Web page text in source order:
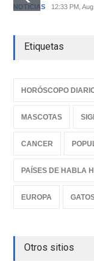
NOTICIAS 12:33 PM,
Etiquetas
HORÓSCOPO
MASCOTAS
CANCER
PAÍSES DE HABLA
EUROPA
Otros sitios